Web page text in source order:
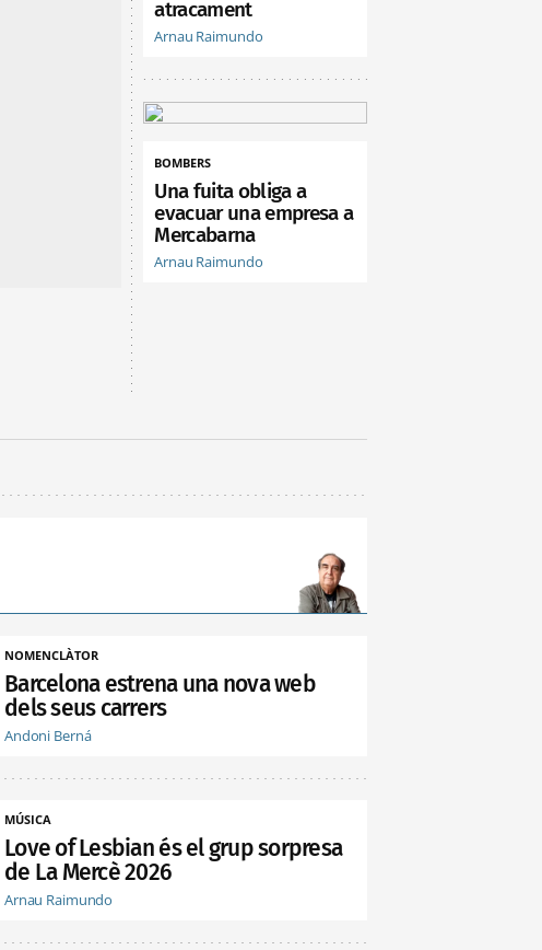
atracament
Arnau Raimundo
BOMBERS
Una fuita obliga a
evacuar una empresa a
Mercabarna
Arnau Raimundo
NOMENCLÀTOR
Barcelona estrena una nova web
dels seus carrers
Andoni Berná
MÚSICA
Love of Lesbian és el grup sorpresa
de La Mercè 2026
Arnau Raimundo